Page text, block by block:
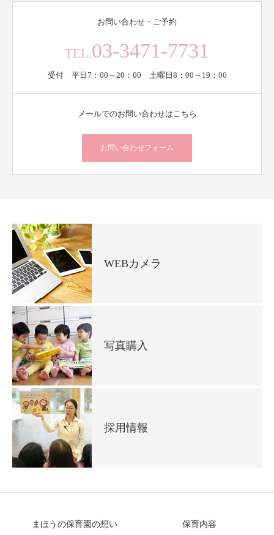
お問い合わせ・ご予約
TEL.03-3471-7731
受付 平日7：00～20：00 土曜日8：00～19：00
メールでのお問い合わせはこちら
お問い合わせフォーム
WEBカメラ
写真購入
採用情報
まほうの保育園の想い 保育内容